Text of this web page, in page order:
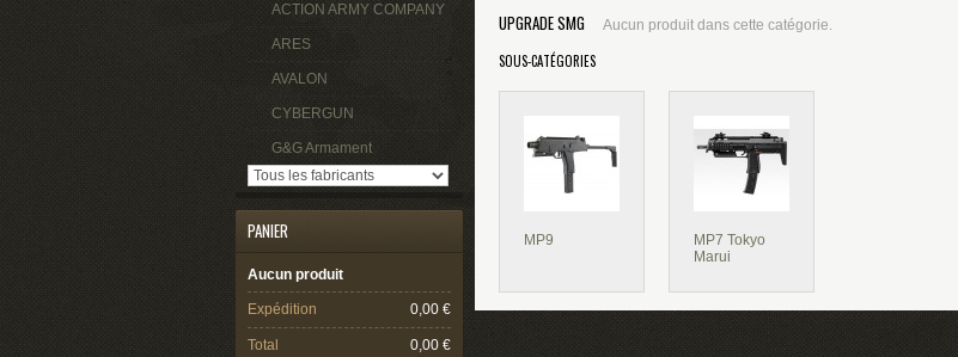
ACTION ARMY COMPANY
ARES
AVALON
CYBERGUN
G&G Armament
PANIER
Aucun produit
Expédition 0,00 €
Total 0,00 €
UPGRADE SMG Aucun produit dans cette catégorie.
SOUS-CATÉGORIES
MP9
MP7 Tokyo
Marui